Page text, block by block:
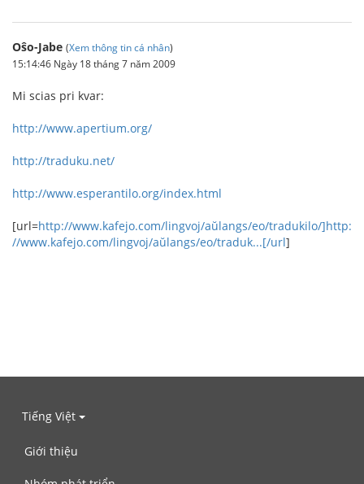
Oŝo-Jabe (Xem thông tin cá nhân)
15:14:46 Ngày 18 tháng 7 năm 2009
Mi scias pri kvar:
http://www.apertium.org/
http://traduku.net/
http://www.esperantilo.org/index.html
[url=http://www.kafejo.com/lingvoj/aŭlangs/eo/tradukilo/]http:
//www.kafejo.com/lingvoj/aŭlangs/eo/traduk...[/url]
Tiếng Việt
Giới thiệu